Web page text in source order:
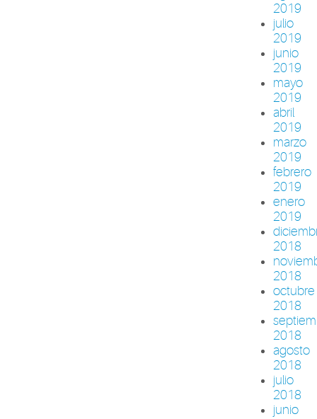
2019
julio
2019
junio
2019
mayo
2019
abril
2019
marzo
2019
febrero
2019
enero
2019
2018
2018
octubre
2018
2018
agosto
2018
julio
2018
junio